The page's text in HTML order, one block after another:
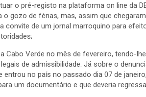
o pré-registo na plataforma on line da
o gozo de férias, mas, assim que
convite de um jornal marroquino para
Cabo Verde no mês de fevereiro, tendo-
de admissibilidade. Já sobre o
entrou no país no passado dia 07 de
um documentário e que deveria